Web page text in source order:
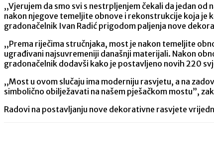
,,Vjerujem da smo svi s nestrpljenjem čekali da jedan
nakon njegove temeljite obnove i rekonstrukcije koja je
gradonačelnik Ivan Radić prigodom paljenja nove
,,Prema riječima stručnjaka, most je nakon temeljite
ugrađivani najsuvremeniji današnji materijali. Nakon
gradonačelnik dodavši kako je postavljeno novih 220
,,Most u ovom slučaju ima moderniju rasvjetu, a na
simbolično obilježavati na našem pješačkom mostu”,
Radovi na postavljanju nove dekorativne rasvjete